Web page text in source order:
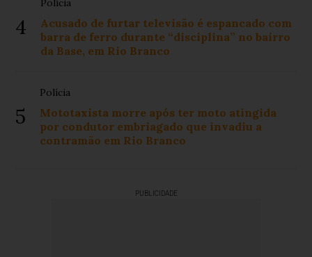
4
Polícia
Acusado de furtar televisão é espancado com
barra de ferro durante “disciplina” no bairro
da Base, em Rio Branco
5
Polícia
Mototaxista morre após ter moto atingida
por condutor embriagado que invadiu a
contramão em Rio Branco
PUBLICIDADE